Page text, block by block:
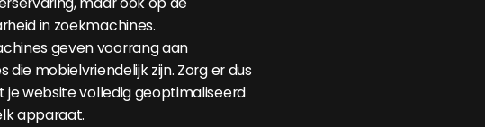
in zoekmachines.
geven voorrang aan
die mobielvriendelijk zijn. Zorg er dus
je website volledig geoptimaliseerd
apparaat.